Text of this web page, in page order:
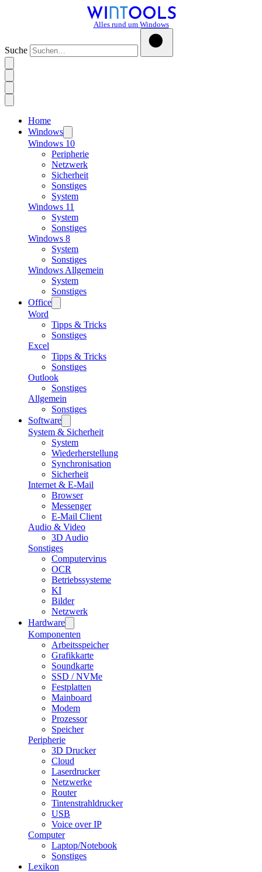
Alles rund um Windows
Suche
Home
Windows
Windows 10
Peripherie
Netzwerk
Sicherheit
Sonstiges
System
Windows 11
System
Sonstiges
Windows 8
System
Sonstiges
Windows Allgemein
System
Sonstiges
Office
Word
Tipps & Tricks
Sonstiges
Excel
Tipps & Tricks
Sonstiges
Outlook
Sonstiges
Allgemein
Sonstiges
Software
System & Sicherheit
System
Wiederherstellung
Synchronisation
Sicherheit
Internet & E-Mail
Browser
Messenger
E-Mail Client
Audio & Video
3D Audio
Sonstiges
Computervirus
OCR
Betriebssysteme
KI
Bilder
Netzwerk
Hardware
Komponenten
Arbeitsspeicher
Grafikkarte
Soundkarte
SSD / NVMe
Festplatten
Mainboard
Modem
Prozessor
Speicher
Peripherie
3D Drucker
Cloud
Laserdrucker
Netzwerke
Router
Tintenstrahldrucker
USB
Voice over IP
Computer
Laptop/Notebook
Sonstiges
Lexikon